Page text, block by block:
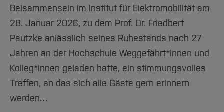
#35
#36
#37
#38
#39
Beisammensein im Institut für Elektromobilität am
28. Januar 2026, zu dem Prof. Dr. Friedbert
Pautzke anlässlich seines Ruhestands nach 27
Jahren an der Hochschule Weggefährt*innen und
Kolleg*innen geladen hatte, ein stimmungsvolles
Treffen, an das sich alle Gäste gern erinnern
werden…